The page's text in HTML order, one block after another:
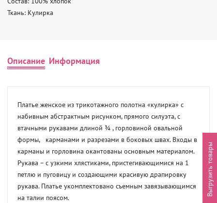
Ткань: Кулирка
Описание Информация
Платье женское из трикотажного полотна «кулирка» с
набивным абстрактным рисунком, прямого силуэта, с
втачными рукавами длиной ¾ , горловиной овальной
формы,   карманами и разрезами в боковых швах. Входы в
карманы и горловина окантованы основным материалом.
Рукава – с узкими хлястиками, пристегивающимися на 1
петлю и пуговицу и создающими красивую драпировку
рукава. Платье укомплектовано съемным завязывающимся
на талии поясом.
Выгрузить товары